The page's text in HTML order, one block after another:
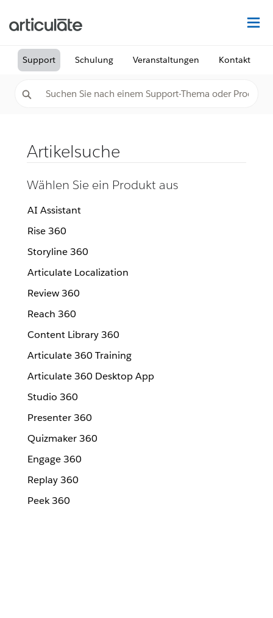
Support Schulung Veranstaltungen Kontakt
Artikelsuche
Wählen Sie ein Produkt aus
AI Assistant
Rise 360
Storyline 360
Articulate Localization
Review 360
Reach 360
Content Library 360
Articulate 360 Training
Articulate 360 Desktop App
Studio 360
Presenter 360
Quizmaker 360
Engage 360
Replay 360
Peek 360